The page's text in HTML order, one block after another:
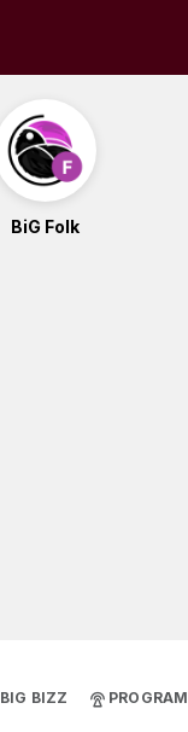
BiG Folk
BIG BIZZ PROGRAM